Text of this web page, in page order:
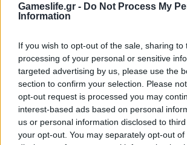
Gameslife.gr - Do Not Process My
Information
If you wish to opt-out of the sale, sharing to
processing of your personal or sensitive
targeted advertising by us, please use the
section to confirm your selection. Please
opt-out request is processed you may
interest-based ads based on personal
us or personal information disclosed to
your opt-out. You may separately opt-out